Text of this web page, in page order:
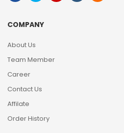
COMPANY
About Us
Team Member
Career
Contact Us
Affilate
Order History